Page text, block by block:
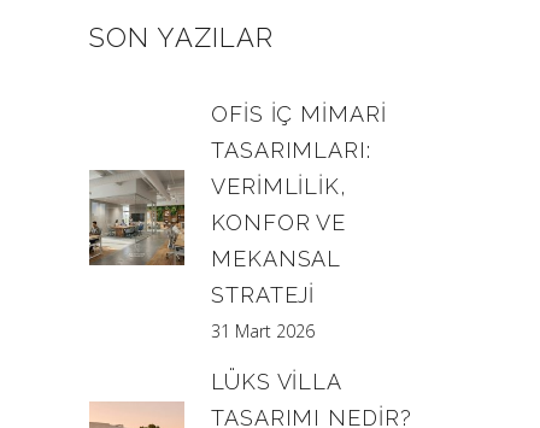
SON YAZILAR
OFIS İÇ MIMARI
TASARIMLARI:
VERIMLILIK,
KONFOR VE
MEKANSAL
STRATEJI
31 Mart 2026
LÜKS VILLA
TASARIMI NEDIR?